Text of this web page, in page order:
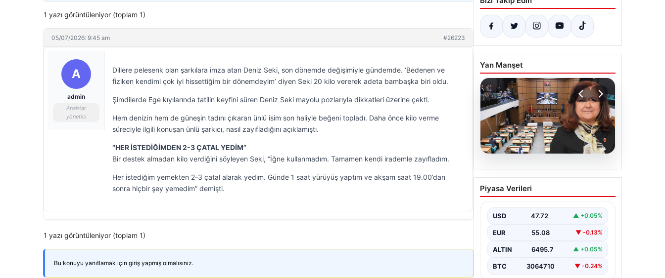
1 yazı görüntüleniyor (toplam 1)
05/07/2026: 9:45 am #26223
A
admin
Anahtar
yönetici
Dillere pelesenk olan şarkılara imza atan Deniz Seki, son dönemde değişimiyle gündemde. ‘Bedenen ve
fiziken kendimi çok iyi hissettiğim bir dönemdeyim’ diyen Seki 20 kilo vererek adeta bambaşka biri oldu.
Şimdilerde Ege kıyılarında tatilin keyfini süren Deniz Seki mayolu pozlarıyla dikkatleri üzerine çekti.
Hem denizin hem de güneşin tadını çıkaran ünlü isim son haliyle beğeni topladı. Daha önce kilo verme
süreciyle ilgili konuşan ünlü şarkıcı, nasıl zayıfladığını açıklamıştı.
“HER İSTEDİĞİMDEN 2-3 ÇATAL YEDİM”
Bir destek almadan kilo verdiğini söyleyen Seki, “İğne kullanmadım. Tamamen kendi irademle zayıfladım.
Her istediğim yemekten 2-3 çatal alarak yedim. Günde 1 saat yürüyüş yaptım ve akşam saat 19.00’dan
sonra hiçbir şey yemedim” demişti.
1 yazı görüntüleniyor (toplam 1)
Bu konuyu yanıtlamak için giriş yapmış olmalısınız.
Yan Manşet
Üsküdar Belediyesi’nde
başkanvekili Sibel Tan
Piyasa Verileri
USD 47.72 ▲ +0.05%
EUR 55.08 ▼ -0.13%
ALTIN 6495.7 ▲ +0.05%
BTC 3064710 ▼ -0.24%